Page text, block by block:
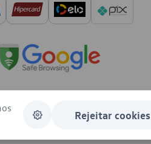
Rejeitar cookies